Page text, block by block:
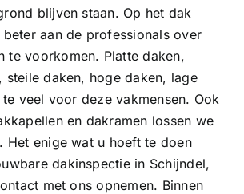
blijven staan. Op het dak
beter aan de professionals over
te voorkomen. Platte daken,
steile daken, hoge daken, lage
veel voor deze vakmensen. Ook
en dakramen lossen we
Het enige wat u hoeft te doen
dakinspectie in Schijndel,
met ons opnemen. Binnen